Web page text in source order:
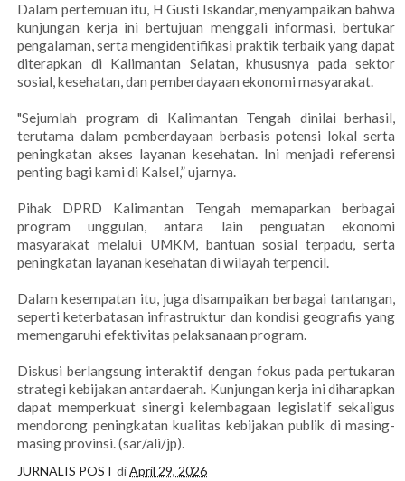
Dalam pertemuan itu, H Gusti Iskandar, menyampaikan bahwa
kunjungan kerja ini bertujuan menggali informasi, bertukar
pengalaman, serta mengidentifikasi praktik terbaik yang dapat
diterapkan di Kalimantan Selatan, khususnya pada sektor
sosial, kesehatan, dan pemberdayaan ekonomi masyarakat.
"Sejumlah program di Kalimantan Tengah dinilai berhasil,
terutama dalam pemberdayaan berbasis potensi lokal serta
peningkatan akses layanan kesehatan. Ini menjadi referensi
penting bagi kami di Kalsel,” ujarnya.
Pihak DPRD Kalimantan Tengah memaparkan berbagai
program unggulan, antara lain penguatan ekonomi
masyarakat melalui UMKM, bantuan sosial terpadu, serta
peningkatan layanan kesehatan di wilayah terpencil.
Dalam kesempatan itu, juga disampaikan berbagai tantangan,
seperti keterbatasan infrastruktur dan kondisi geografis yang
memengaruhi efektivitas pelaksanaan program.
Diskusi berlangsung interaktif dengan fokus pada pertukaran
strategi kebijakan antardaerah. Kunjungan kerja ini diharapkan
dapat memperkuat sinergi kelembagaan legislatif sekaligus
mendorong peningkatan kualitas kebijakan publik di masing-
masing provinsi. (sar/ali/jp).
JURNALIS POST diApril 29, 2026